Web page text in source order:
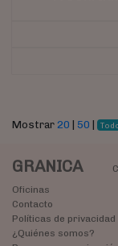
Mostrar 20 50
GRANICA
Oficinas
Contacto
Políticas de privacidad
¿Quiénes somos?